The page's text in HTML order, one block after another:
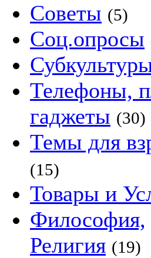
Советы (5)
Соц.опросы
Телефоны,
гаджеты (30)
Темы для
(15)
Товары и
Философия,
Религия (19)